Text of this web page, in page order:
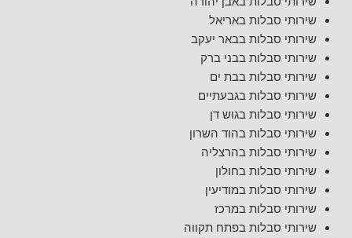
שירותי סבלות באריאל
שירותי סבלות בבאר יעקב
שירותי סבלות בבני ברק
שירותי סבלות בבת ים
שירותי סבלות בגבעתיים
שירותי סבלות בגוש דן
שירותי סבלות בהוד השרון
שירותי סבלות בהרצליה
שירותי סבלות בחולון
שירותי סבלות במודיעין
שירותי סבלות במרכז
שירותי סבלות בפתח תקווה